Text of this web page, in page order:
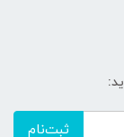
ثبت‌نام